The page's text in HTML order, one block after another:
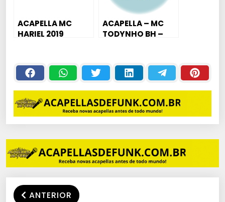
ACAPELLA MC
HARIEL 2019
ACAPELLA – MC
TODYNHO BH –
ANTERIOR